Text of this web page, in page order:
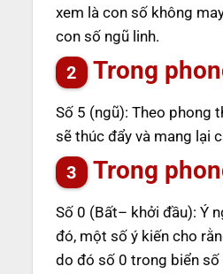
xem là con số không
con số ngũ linh.
Trong
Số 5 (ngũ): Theo phong
sẽ thúc đẩy và mang lại
Trong
Số 0 (Bất– khởi đầu): Ý
đó, một số ý kiến cho
do đó số 0 trong biển số